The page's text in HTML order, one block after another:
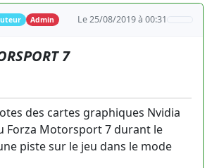
Admin Le 25/08/2019 à 00:31
7
des cartes graphiques Nvidia
Forza Motorsport 7 durant le
piste sur le jeu dans le mode